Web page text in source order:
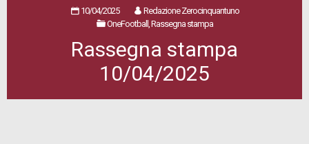
10/04/2025
Redazione Zerocinquantuno
OneFootball, Rassegna stampa
Rassegna stampa
10/04/2025